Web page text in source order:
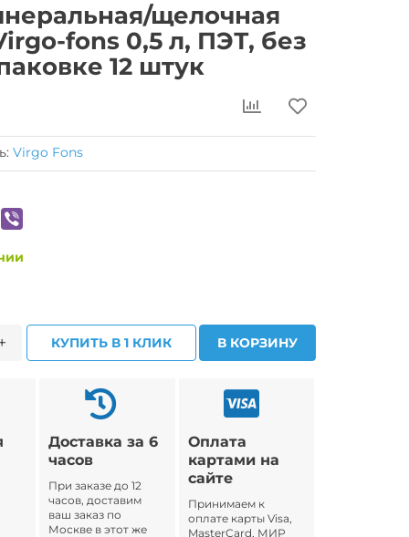
щелочная
fons 0,5 л, ПЭТ, без
12 штук
Virgo Fons
КУПИТЬ В 1 КЛИК В КОРЗИНУ
Доставка за 6
часов
При заказе до 12
часов, доставим
ваш заказ по
Москве в этот же
Оплата
картами на
сайте
Принимаем к
оплате карты Visa,
MasterCard, МИР